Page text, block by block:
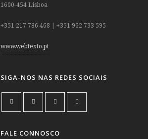
1600-454 Lisboa
+351 217 786 468 | +351 962 733 595
www.webtexto.pt
SIGA-NOS NAS REDES SOCIAIS
FALE CONNOSCO